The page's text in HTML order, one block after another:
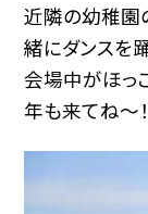
近隣の幼稚園
緒にダンスを
会場中がほっ
年も来てね〜！